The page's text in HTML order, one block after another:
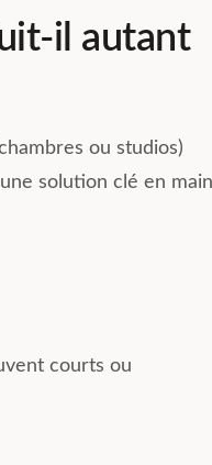
il autant
ou studios)
solution clé en main
courts ou